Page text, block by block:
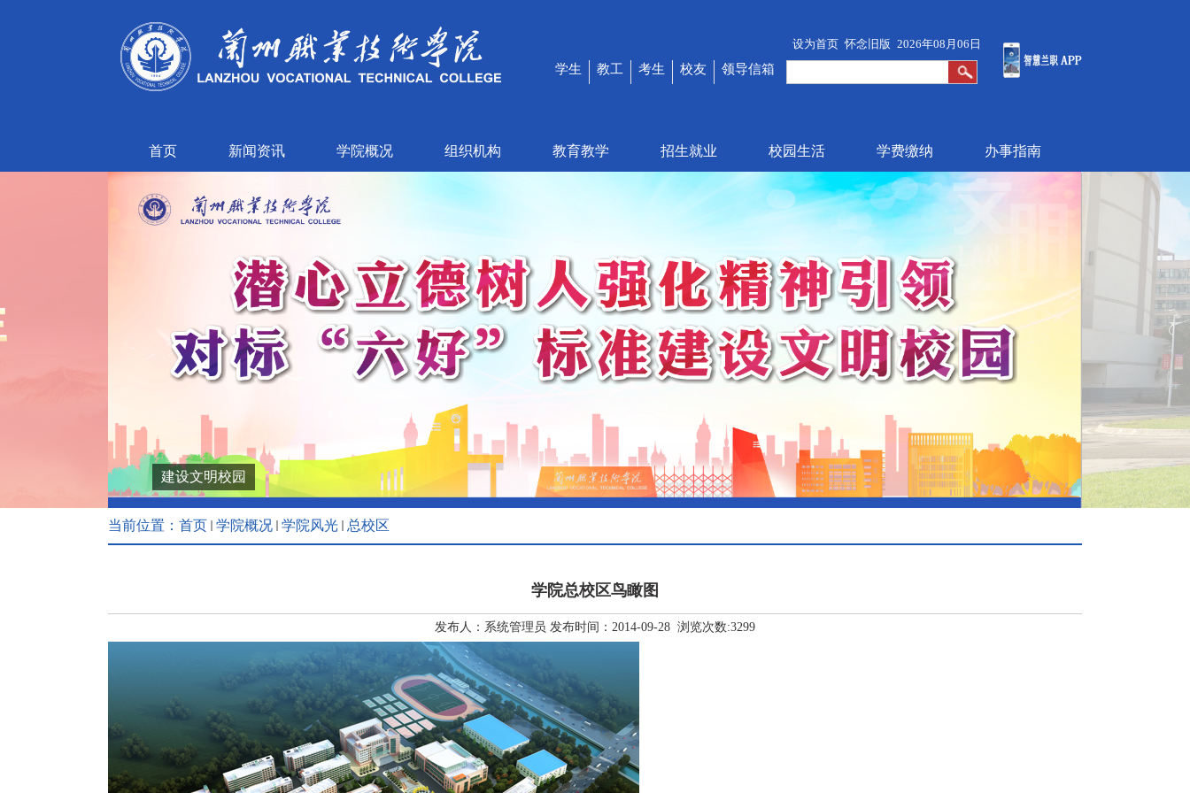
设为首页 怀念旧版 2026年08月06日
学生 教工 考生 校友 领导信箱
首页 新闻资讯 学院概况 组织机构 教育教学 招生就业 校园生活 学费缴纳 办事指南
建设文明校园
当前位置： 首页 学院概况 学院风光 总校区
学院总校区鸟瞰图
发布人：系统管理员 发布时间：2014-09-28 浏览次数:3299